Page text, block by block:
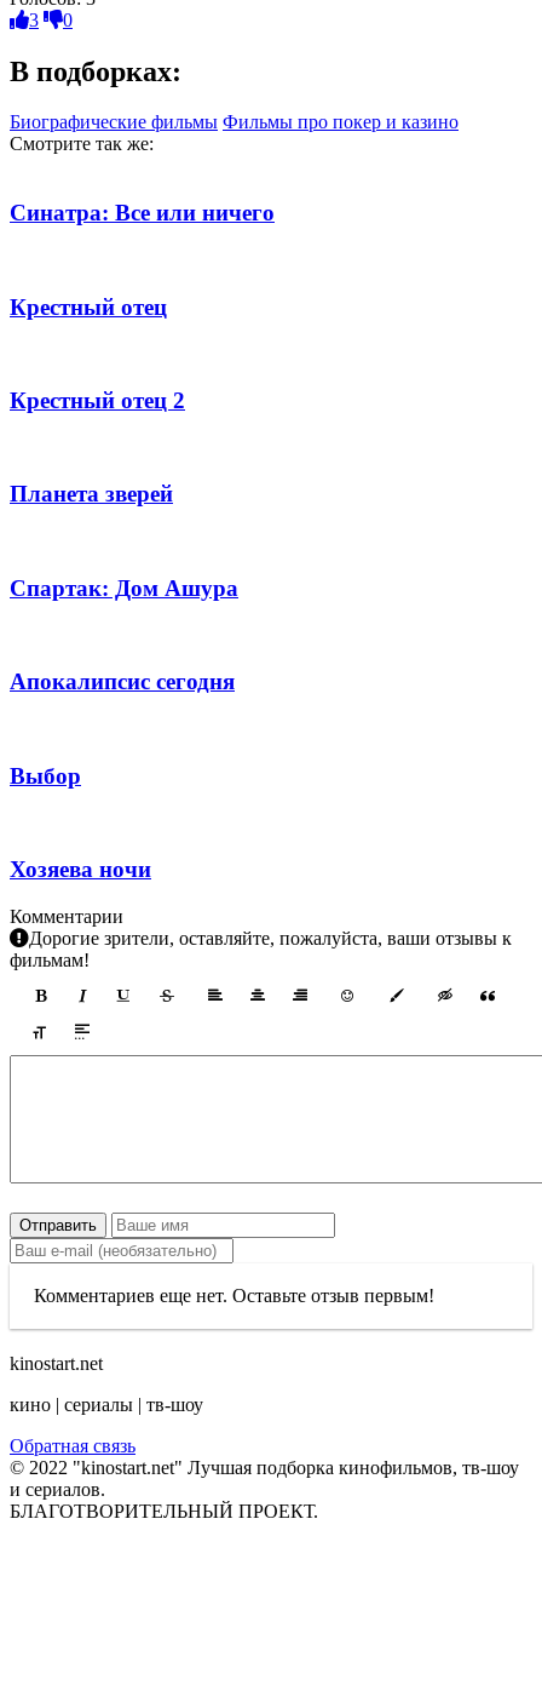
3
0
В подборках:
Биографические фильмы Фильмы про покер и казино
Смотрите так же:
Синатра: Все или ничего
Крестный отец
Крестный отец 2
Планета зверей
Спартак: Дом Ашура
Апокалипсис сегодня
Выбор
Хозяева ночи
Комментарии
Дорогие зрители, оставляйте, пожалуйста, ваши отзывы к
фильмам!
Отправить
Комментариев еще нет. Оставьте отзыв первым!
kinostart.net
кино | сериалы | тв-шоу
Обратная связь
© 2022 "kinostart.net" Лучшая подборка кинофильмов, тв-шоу
и сериалов.
БЛАГОТВОРИТЕЛЬНЫЙ ПРОЕКТ.